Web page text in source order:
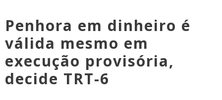
Penhora em dinheiro é
válida mesmo em
execução provisória,
decide TRT-6